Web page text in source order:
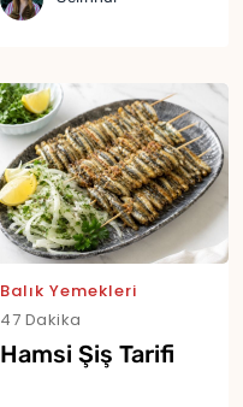
Balık Yemekleri
47 Dakika
Hamsi Şiş Tarifi